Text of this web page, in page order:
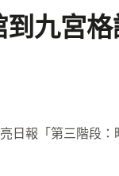
九宮
日報「第三階段